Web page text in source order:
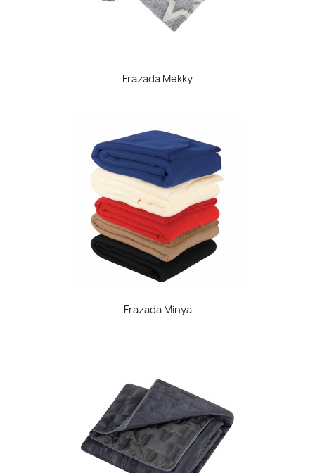
Frazada Mekky
Frazada Minya